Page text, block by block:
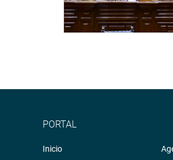
Heraldo:goo.gl/Ty5Tto
PORTAL
Inicio